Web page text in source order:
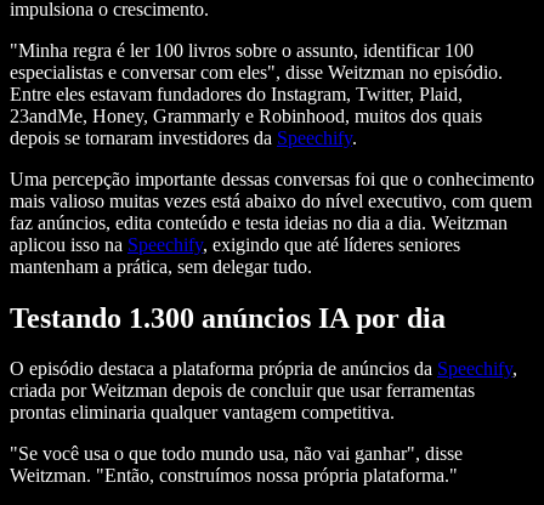
impulsiona o crescimento.
"Minha regra é ler 100 livros sobre o assunto, identificar 100
especialistas e conversar com eles", disse Weitzman no episódio.
Entre eles estavam fundadores do Instagram, Twitter, Plaid,
23andMe, Honey, Grammarly e Robinhood, muitos dos quais
depois se tornaram investidores da Speechify.
Uma percepção importante dessas conversas foi que o conhecimento
mais valioso muitas vezes está abaixo do nível executivo, com quem
faz anúncios, edita conteúdo e testa ideias no dia a dia. Weitzman
aplicou isso na Speechify, exigindo que até líderes seniores
mantenham a prática, sem delegar tudo.
Testando 1.300 anúncios IA por dia
O episódio destaca a plataforma própria de anúncios da Speechify,
criada por Weitzman depois de concluir que usar ferramentas
prontas eliminaria qualquer vantagem competitiva.
"Se você usa o que todo mundo usa, não vai ganhar", disse
Weitzman. "Então, construímos nossa própria plataforma."